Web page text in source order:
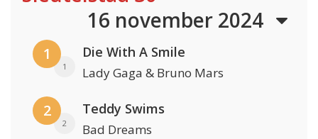
16 november 2024
1
1
Die With A Smile
Lady Gaga & Bruno Mars
2
2
Teddy Swims
Bad Dreams